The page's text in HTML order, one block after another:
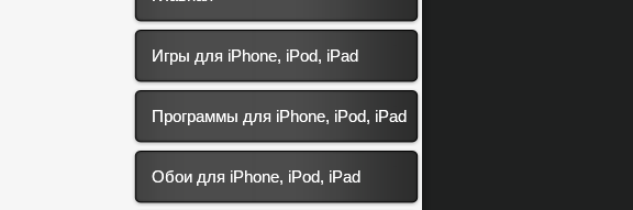
Игры для iPhone, iPod, iPad
Программы для iPhone, iPod, iPad
Обои для iPhone, iPod, iPad